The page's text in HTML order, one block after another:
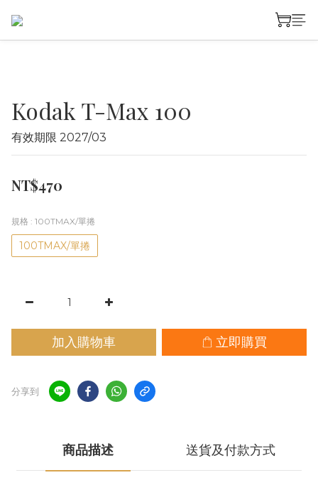
Kodak T-Max 100
有效期限 2027/03
NT$470
規格 : 100TMAX/單捲
100TMAX/單捲
加入購物車 立即購買
分享到
商品描述 送貨及付款方式